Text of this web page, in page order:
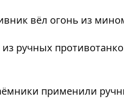
вёл огонь из
из ручных
применили